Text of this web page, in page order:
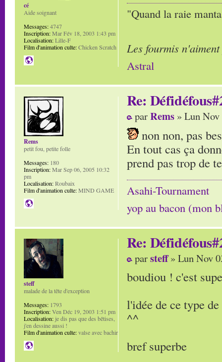
"Quand la raie
Les fourmis
Astral
cé
Aide soignant
Messages:4747
Inscription:Mar Fév 18, 2003 1:43 pm
Localisation:Lille-F
Film d'animation culte:Chicken Scratch
Re:
parRems » Lun
non non, pas
En tout cas ça
prend pas trop de
Asahi-Tournament
yop au bacon (mon
Rems
petit fou, petite folle
Messages: 180
Inscription:Mar Sep 06, 2005 10:32
pm
Localisation:Roubaix
Film d'animation culte:MIND GAME
Re:
parsteff» Lun Nov
boudiou ! c'est
l'idée de ce type
^^
bref superbe
steff
malade de la tête d'exception
Messages: 1793
Inscription:Ven Déc 19, 2003 1:51 pm
Localisation: je dis pas que des bêtises,
j'en dessine aussi !
Film d'animation culte:valse avec bachir